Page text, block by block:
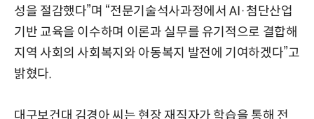
성을 절감했다”며 “전문기술석사과정에서 AI·첨단산업
기반 교육을 이수하며 이론과 실무를 유기적으로 결합해
지역 사회의 사회복지와 아동복지 발전에 기여하겠다”고
밝혔다.
대구보건대 김경아 씨는 현장 재직자가 학습을 통해 전